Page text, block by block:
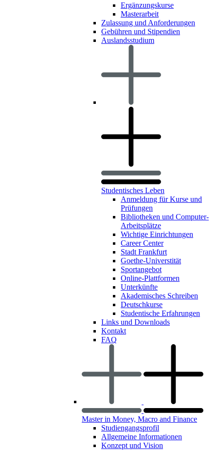
Ergänzungskurse
Masterarbeit
Zulassung und Anforderungen
Gebühren und Stipendien
Auslandsstudium
Studentisches Leben
Anmeldung für Kurse und
Prüfungen
Bibliotheken und Computer-
Arbeitsplätze
Wichtige Einrichtungen
Career Center
Stadt Frankfurt
Goethe-Universtität
Sportangebot
Online-Plattformen
Unterkünfte
Akademisches Schreiben
Deutschkurse
Studentische Erfahrungen
Links und Downloads
Kontakt
FAQ
Master in Money, Macro and Finance
Studiengangsprofil
Allgemeine Informationen
Konzept und Vision